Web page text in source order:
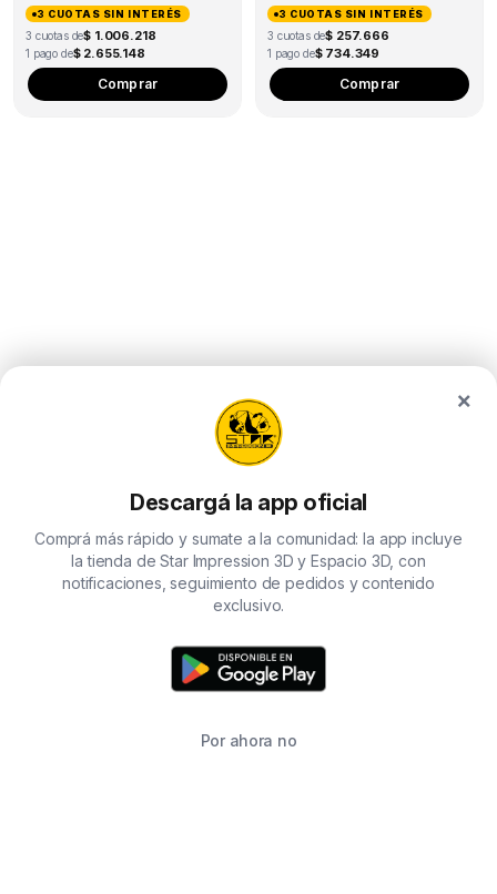
3 CUOTAS SIN INTERÉS
3 cuotas de$ 1.006.218
1 pago de$ 2.655.148
Comprar
3 CUOTAS SIN INTERÉS
3 cuotas de$ 257.666
1 pago de$ 734.349
Comprar
×
Descargá la app oficial
Comprá más rápido y sumate a la comunidad: la app incluye
la tienda de Star Impression 3D y Espacio 3D, con
notificaciones, seguimiento de pedidos y contenido
exclusivo.
Por ahora no